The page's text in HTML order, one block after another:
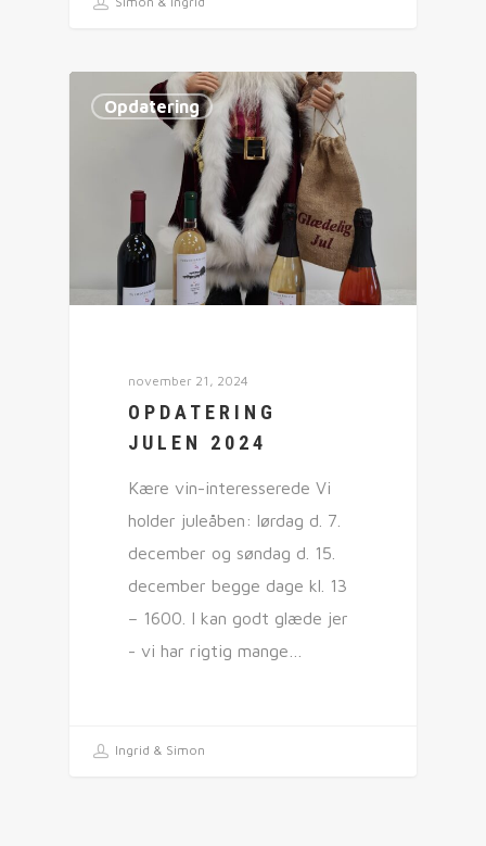
Opdatering
november 21, 2024
OPDATERING
JULEN 2024
Kære vin-interesserede Vi
holder juleåben: lørdag d. 7.
december og søndag d. 15.
december begge dage kl. 13
– 1600. I kan godt glæde jer
- vi har rigtig mange…
Ingrid & Simon